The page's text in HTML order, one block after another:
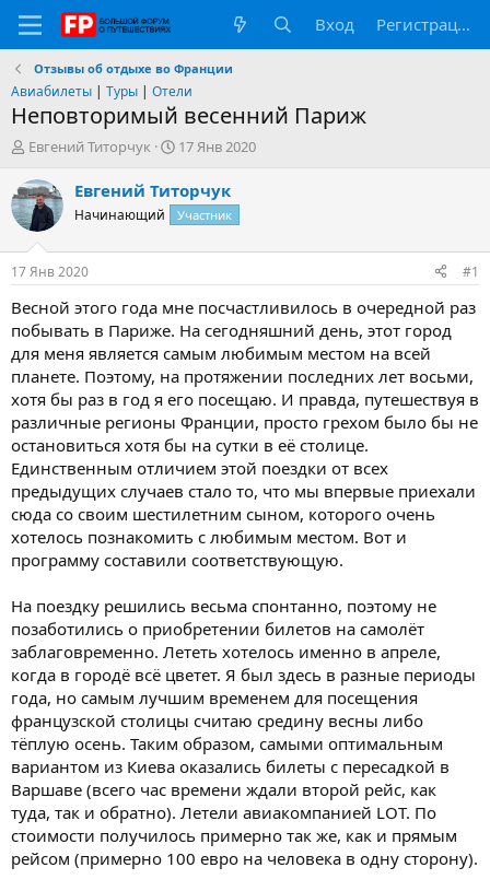
Вход Регистрация
Отзывы об отдыхе во Франции
Авиабилеты | Туры | Отели
Неповторимый весенний Париж
А
т
о
р
т
е
м
ы
Евгений Титорчук
Д
т
а
н
а
л
а
17 Янв 2020
Евгений Титорчук
Начинающий Участник
17 Янв 2020 #1
Весной этого года мне посчастливилось в очередной раз
побывать в Париже. На сегодняшний день, этот город
для меня является самым любимым местом на всей
планете. Поэтому, на протяжении последних лет восьми,
хотя бы раз в год я его посещаю. И правда, путешествуя в
различные регионы Франции, просто грехом было бы не
остановиться хотя бы на сутки в её столице.
Единственным отличием этой поездки от всех
предыдущих случаев стало то, что мы впервые приехали
сюда со своим шестилетним сыном, которого очень
хотелось познакомить с любимым местом. Вот и
программу составили соответствующую.
На поездку решились весьма спонтанно, поэтому не
позаботились о приобретении билетов на самолёт
заблаговременно. Лететь хотелось именно в апреле,
когда в городё всё цветет. Я был здесь в разные периоды
года, но самым лучшим временем для посещения
французской столицы считаю средину весны либо
тёплую осень. Таким образом, самыми оптимальным
вариантом из Киева оказались билеты с пересадкой в
Варшаве (всего час времени ждали второй рейс, как
туда, так и обратно). Летели авиакомпанией LOT. По
стоимости получилось примерно так же, как и прямым
рейсом (примерно 100 евро на человека в одну сторону).